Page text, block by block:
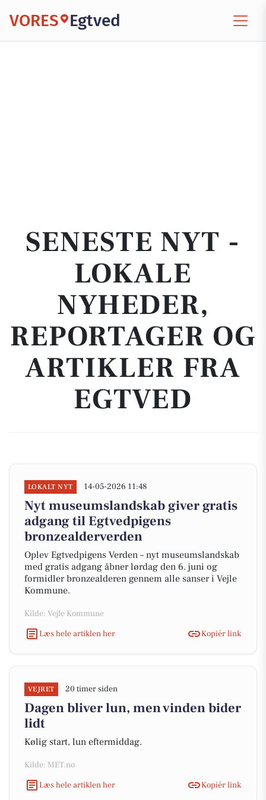
VORES Egtved
SENESTE NYT -
LOKALE
NYHEDER,
REPORTAGER OG
ARTIKLER FRA
EGTVED
LOKALT NYT 14-05-2026 11:48
Nyt museumslandskab giver gratis
adgang til Egtvedpigens
bronzealderverden
Oplev Egtvedpigens Verden – nyt museumslandskab
med gratis adgang åbner lørdag den 6. juni og
formidler bronzealderen gennem alle sanser i Vejle
Kommune.
Kilde: Vejle Kommune
Læs hele artiklen her
Kopiér link
VEJRET 20 timer siden
Dagen bliver lun, men vinden bider
lidt
Kølig start, lun eftermiddag.
Kilde: MET.no
Læs hele artiklen her
Kopiér link